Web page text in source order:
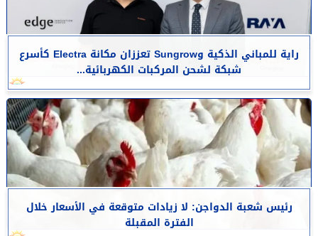
راية للمباني الذكية وSungrow تعززان مكانة Electra كأسرع
شبكة لشحن المركبات الكهربائية...
رئيس شعبة الدواجن: لا زيادات متوقعة في الأسعار خلال
الفترة المقبلة